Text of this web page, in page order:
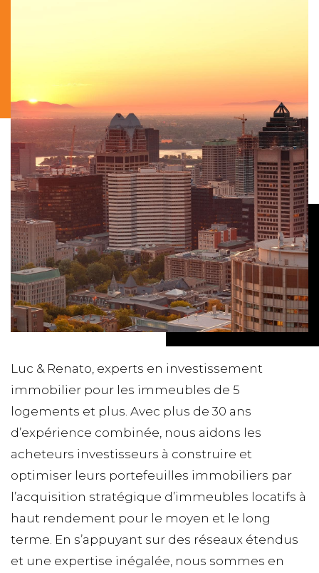
Luc & Renato, experts en investissement
immobilier pour les immeubles de 5
logements et plus. Avec plus de 30 ans
d’expérience combinée, nous aidons les
acheteurs investisseurs à construire et
optimiser leurs portefeuilles immobiliers par
l’acquisition stratégique d’immeubles locatifs à
haut rendement pour le moyen et le long
terme. En s’appuyant sur des réseaux étendus
et une expertise inégalée, nous sommes en